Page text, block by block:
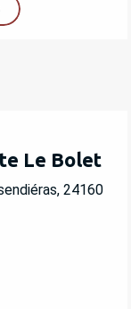
Le Bolet
24160